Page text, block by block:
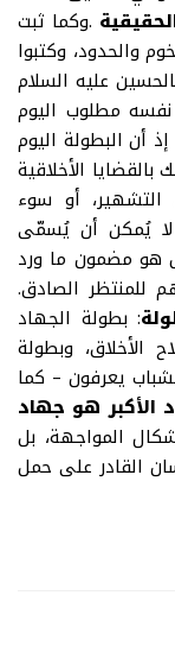
.وكما ثبت
والحدود، وكتبوا
عليه السلام
نفسه مطلوب اليوم
إذ أن البطولة اليوم
الأخلاقية
التشهير، أو سوء
لا يُمكن أن يُسمّى
هو مضمون ما ورد
للمنتظر الصادق.
:بطولة الجهاد
الأخلاق، وبطولة
يعرفون – كما
الأكبر هو جهاد
المواجهة، بل
القادر على حمل